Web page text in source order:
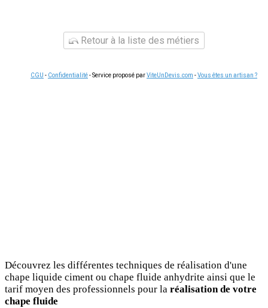
Retour à la liste des métiers
CGU - Confidentialité- Service proposé parViteUnDevis.com -Vous êtes un artisan ?
Découvrez les différentes techniques de réalisation d'une
chape liquide ciment ou chape fluide anhydrite ainsi que le
tarif moyen des professionnels pour la réalisation de votre
chape fluide